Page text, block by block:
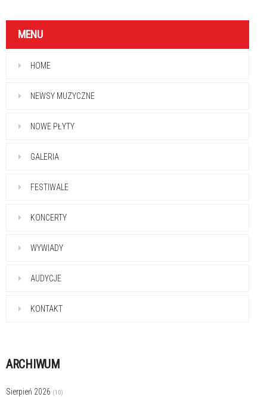
MENU
HOME
NEWSY MUZYCZNE
NOWE PŁYTY
GALERIA
FESTIWALE
KONCERTY
WYWIADY
AUDYCJE
KONTAKT
ARCHIWUM
Sierpień 2026 (10)